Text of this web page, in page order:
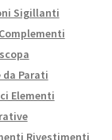
Sigillanti
da Parati
Elementi
Rivestimenti